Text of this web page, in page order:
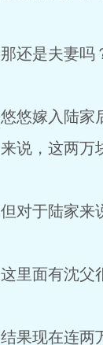
那还是夫妻吗
悠悠嫁入陆家
来说，这两万
但对于陆家来
这里面有沈父
结果现在连两